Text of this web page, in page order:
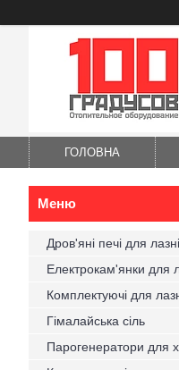
ГОЛОВНА
Дров'яні печі для лазні
Електрокам'янки для
Комплектуючі для
Гімалайська сіль
Парогенератори для